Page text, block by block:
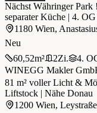
Nächst Währinger
separater Küche | 4.
bezugsbereit
1180 Wien,
Neu
60,52m² 2Zi. 4.
WINEGG Makler
81 m² voller Licht &
Liftstock | Nähe Donau
1200 Wien, Leystraße